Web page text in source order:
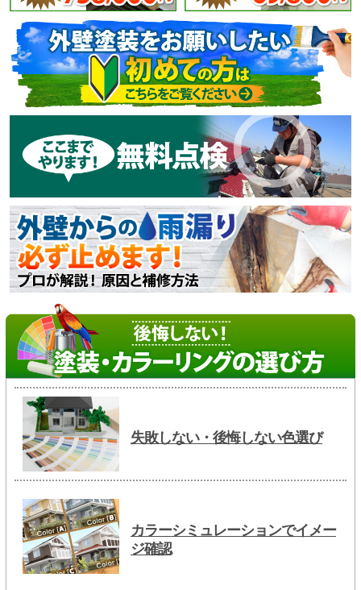
失敗しない・後悔しない色選び
カラーシミュレーションでイメー
ジ確認